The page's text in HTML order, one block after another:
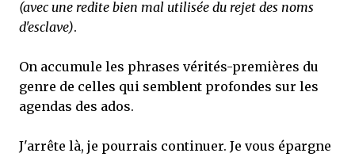
(avec une redite bien mal utilisée du rejet des noms
d'esclave).
On accumule les phrases vérités-premières du
genre de celles qui semblent profondes sur les
agendas des ados.
J'arrête là, je pourrais continuer. Je vous épargne